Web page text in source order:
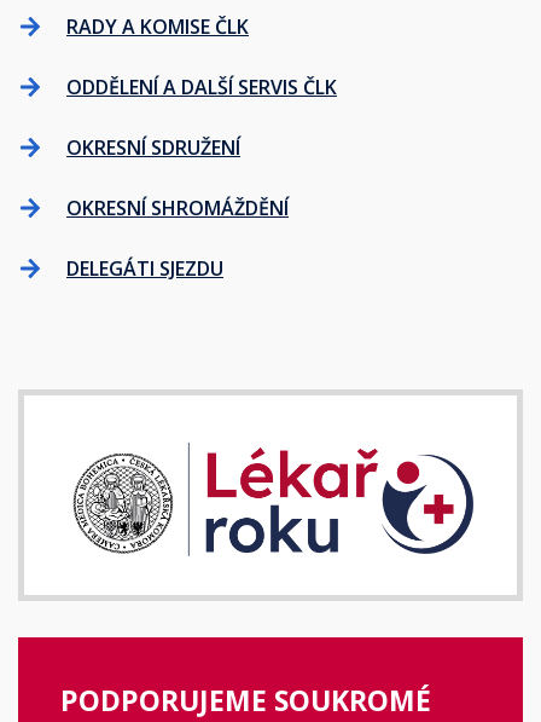
RADY A KOMISE ČLK
ODDĚLENÍ A DALŠÍ SERVIS ČLK
OKRESNÍ SDRUŽENÍ
OKRESNÍ SHROMÁŽDĚNÍ
DELEGÁTI SJEZDU
PODPORUJEME SOUKROMÉ